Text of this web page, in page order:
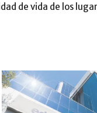
de vida de los